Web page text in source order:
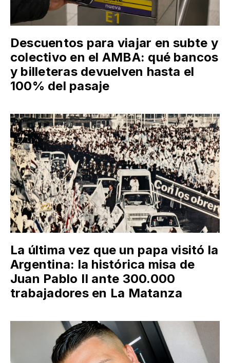
Descuentos para viajar en subte y
colectivo en el AMBA: qué bancos
y billeteras devuelven hasta el
100% del pasaje
La última vez que un papa visitó la
Argentina: la histórica misa de
Juan Pablo II ante 300.000
trabajadores en La Matanza